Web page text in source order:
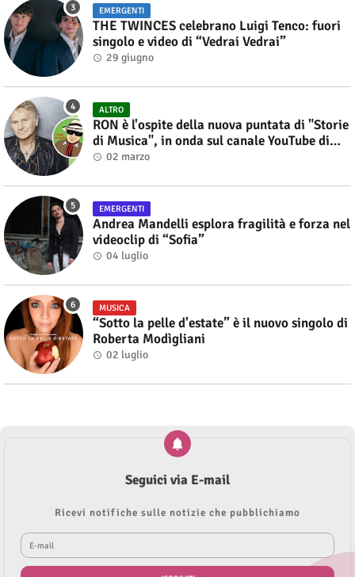
EMERGENTI
THE TWINCES celebrano Luigi Tenco: fuori
singolo e video di “Vedrai Vedrai”
29 giugno
ALTRO
RON è l'ospite della nuova puntata di "Storie
di Musica", in onda sul canale YouTube di
Alberto Salerno
02 marzo
EMERGENTI
Andrea Mandelli esplora fragilità e forza nel
videoclip di “Sofia”
04 luglio
MUSICA
“Sotto la pelle d'estate” è il nuovo singolo di
Roberta Modìgliani
02 luglio
Seguici via E-mail
Ricevi notifiche sulle notizie che pubblichiamo